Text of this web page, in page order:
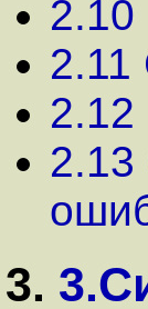
2.10
2.13
3.